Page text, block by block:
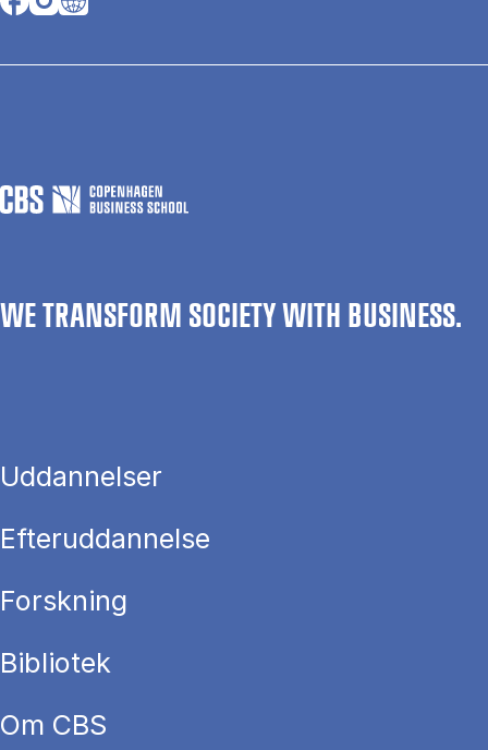
WE TRANSFORM SOCIETY WITH BUSINESS.
Uddannelser
Efteruddannelse
Forskning
Bibliotek
Om CBS